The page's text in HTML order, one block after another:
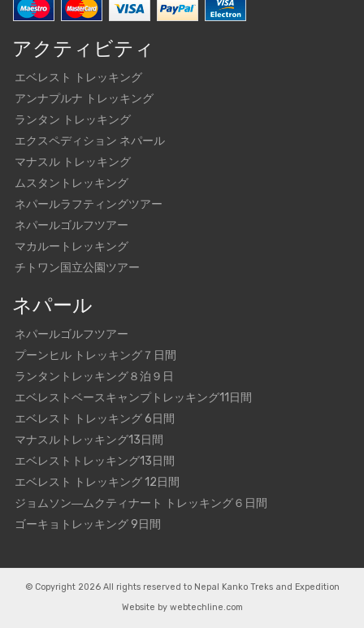
アクティビティ
エベレスト トレッキング
アンナプルナ トレッキング
ランタン トレッキング
エクスペディション ネパール
マナスル トレッキング
ムスタントレッキング
ネパールラフティングツアー
ネパールゴルフツアー
マカルートレッキング
チトワン国立公園ツアー
ネパール
ネパールゴルフツアー
プーンヒル トレッキング７日間
ランタントレッキング８泊９日
エベレストベースキャンプトレッキング11日間
エベレスト トレッキング 6日間
マナスルトレッキング13日間
エベレストトレッキング13日間
エベレスト トレッキング 12日間
ジョムソン―ムクティナート トレッキング６日間
ゴーキョトレッキング 9日間
© Copyright 2026 All rights reserved to Nepal Kanko Treks and Expedition
Website by webtechline.com